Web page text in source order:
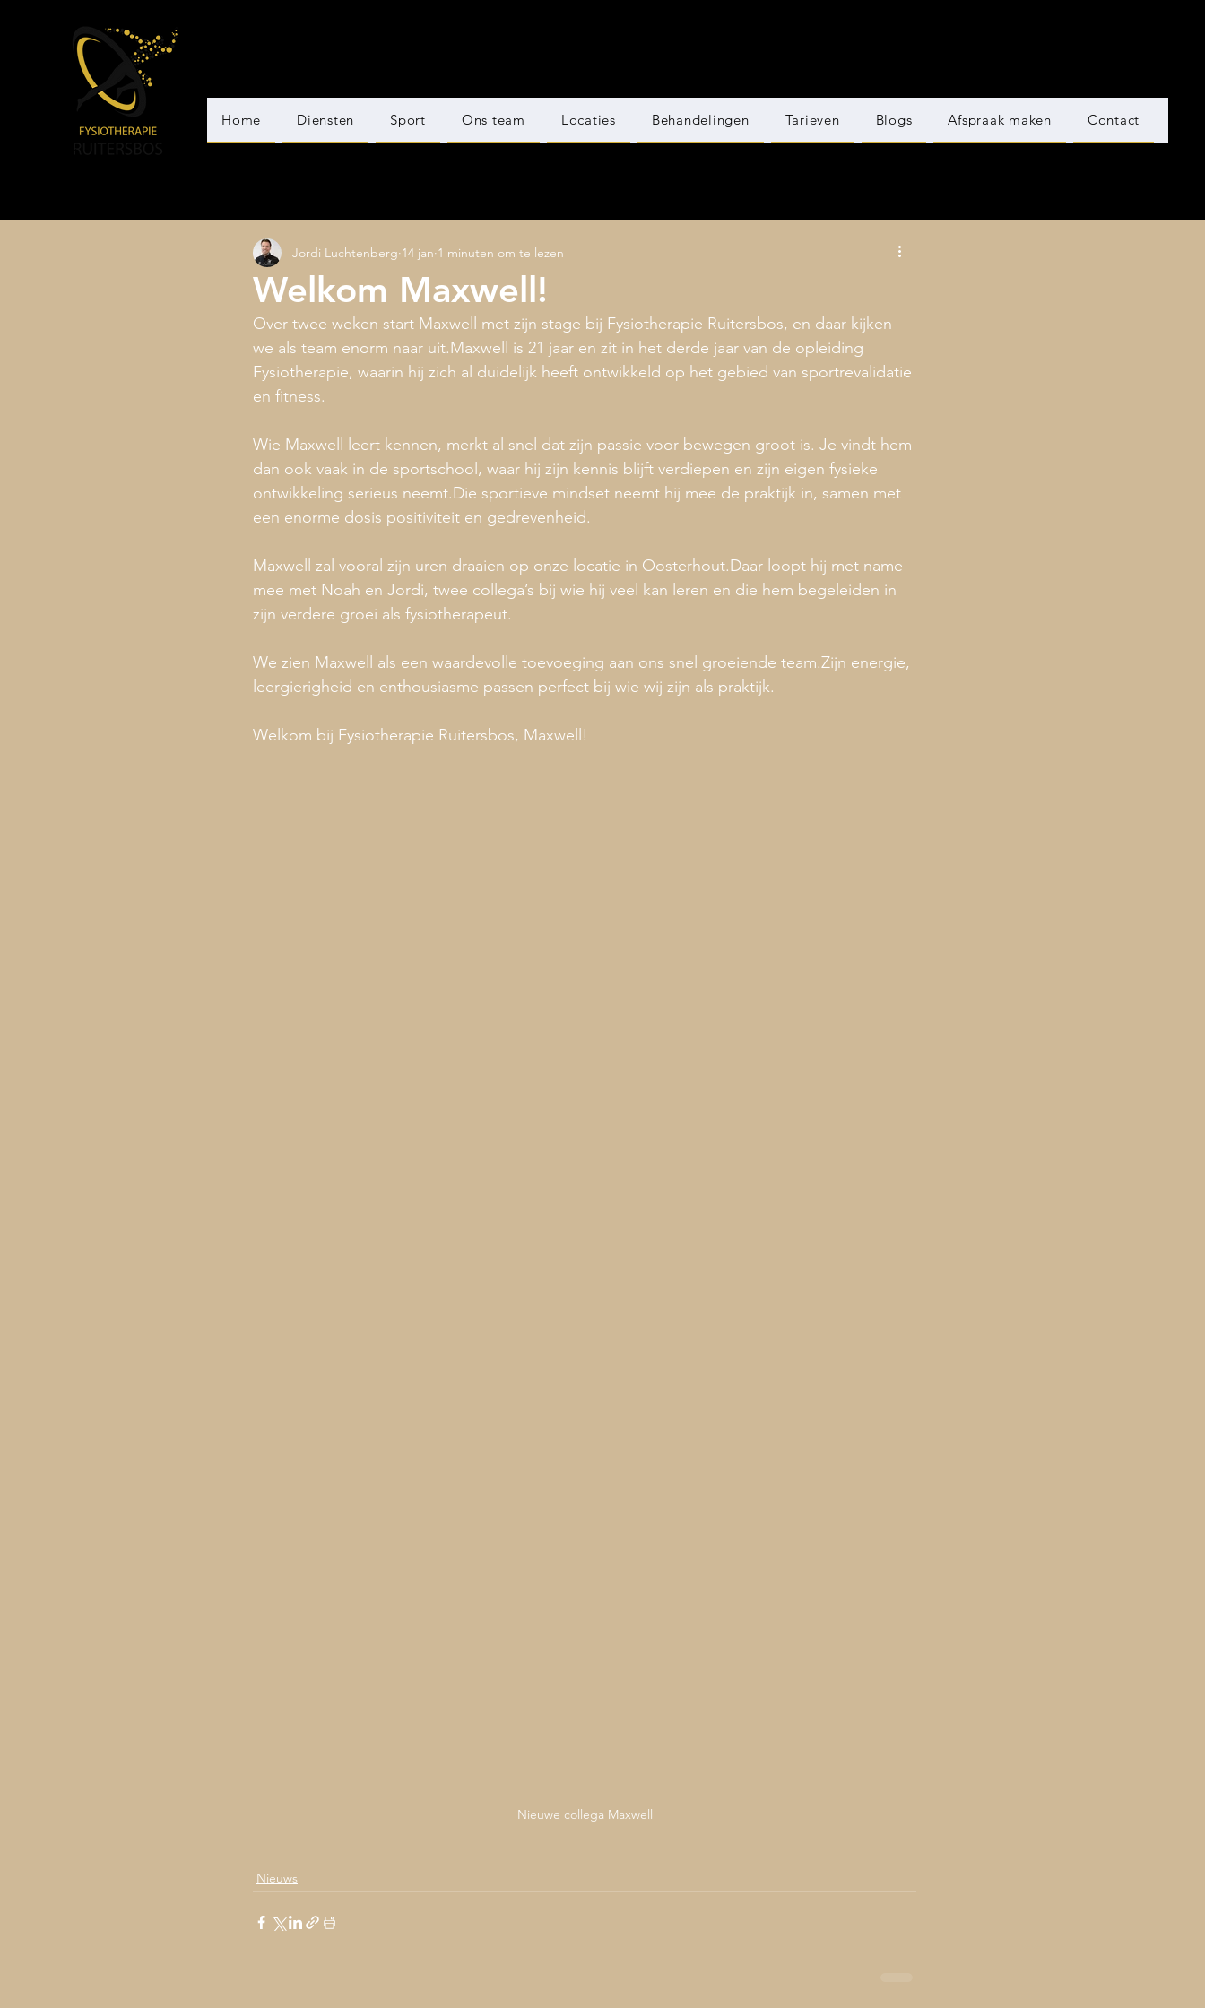
Home Diensten Sport Ons team Locaties Behandelingen Tarieven Blogs Afspraak maken Contact
Welkom Maxwell!
Jordi Luchtenberg 14 jan 1 minuten om te lezen
Over twee weken start Maxwell met zijn stage bij Fysiotherapie Ruitersbos, en daar kijken
we als team enorm naar uit.Maxwell is 21 jaar en zit in het derde jaar van de opleiding
Fysiotherapie, waarin hij zich al duidelijk heeft ontwikkeld op het gebied van sportrevalidatie
en fitness.
Wie Maxwell leert kennen, merkt al snel dat zijn passie voor bewegen groot is. Je vindt hem
dan ook vaak in de sportschool, waar hij zijn kennis blijft verdiepen en zijn eigen fysieke
ontwikkeling serieus neemt.Die sportieve mindset neemt hij mee de praktijk in, samen met
een enorme dosis positiviteit en gedrevenheid.
Maxwell zal vooral zijn uren draaien op onze locatie in Oosterhout.Daar loopt hij met name
mee met Noah en Jordi, twee collega’s bij wie hij veel kan leren en die hem begeleiden in
zijn verdere groei als fysiotherapeut.
We zien Maxwell als een waardevolle toevoeging aan ons snel groeiende team.Zijn energie,
leergierigheid en enthousiasme passen perfect bij wie wij zijn als praktijk.
Welkom bij Fysiotherapie Ruitersbos, Maxwell!
Nieuwe collega Maxwell
Nieuws